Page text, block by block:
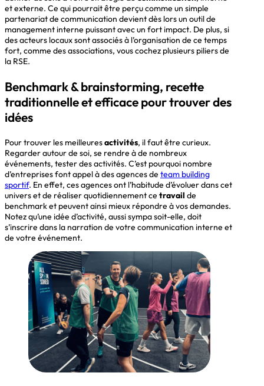
et externe. Ce qui pourrait être perçu comme un simple
partenariat de communication devient dès lors un outil de
management interne puissant avec un fort impact. De plus, si
des acteurs locaux sont associés à l’organisation de ce temps
fort, comme des associations, vous cochez plusieurs piliers de
la RSE.
Benchmark & brainstorming, recette
traditionnelle et efficace pour trouver des
idées
Pour trouver les meilleuresactivités, il faut être curieux.
Regarder autour de soi, se rendre à de nombreux
événements, tester des activités. C’est pourquoi nombre
d’entreprises font appel à des agences de team building
sportif. En effet, ces agences ont l’habitude d’évoluer dans cet
univers et de réaliser quotidiennement ce travail de
benchmark et peuvent ainsi mieux répondre à vos demandes.
Notez qu’une idée d’activité, aussi sympa soit-elle, doit
s’inscrire dans la narration de votre communication interne et
de votre événement.